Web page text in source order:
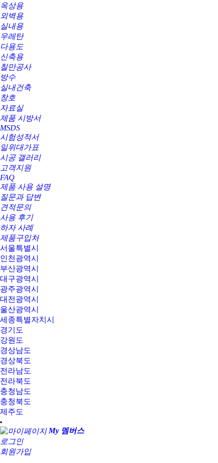
옥상용
외벽용
실내용
우레탄
다용도
신축용
칠만공사
방수
실내건축
창호
자료실
제품 시방서
MSDS
시험성적서
일위대가표
시공 갤러리
고객지원
FAQ
제품 사용 설명
질문과 답변
견적문의
사용 후기
하자 사례
제품구입처
서울특별시
인천광역시
부산광역시
대구광역시
광주광역시
대전광역시
울산광역시
세종특별자치시
경기도
강원도
경상남도
경상북도
전라남도
전라북도
충청남도
충청북도
제주도
My 멤버스
로그인
회원가입